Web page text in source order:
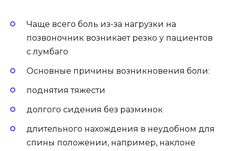
Чаще всего боль из-за нагрузки на
позвоночник возникает резко у пациентов
с лумбаго
Основные причины возникновения боли:
поднятия тяжести
долгого сидения без разминок
длительного нахождения в неудобном для
спины положении, например, наклоне